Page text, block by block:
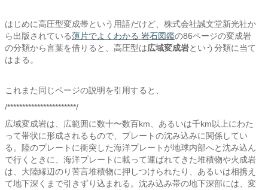
はじめに高圧型変成帯という用語だけど、株式会社誠文堂新光社か
ら出版されている薄片でよくわかる 岩石図鑑の86ページの変成岩
の分類から言葉を借りると、高圧型は広域変成岩という分類に当て
はまる。
これまた同じページの説明を引用すると、
/***********************/
広域変成岩は、広範囲に数十〜数百km、あるいは千km以上にわた
って帯状に形成されるもので、プレートの沈み込みに関係してい
る。陸のプレートに衝突した海洋プレートが地球内部へと沈み込ん
で行くときに、海洋プレートに載って運ばれてきた堆積物や火成岩
は、大陸縁辺のり苦言堆積物に押しつけられたり、あるいは相携え
て地下深くまで引きずり込まれる。沈み込み帯の地下深部には、変